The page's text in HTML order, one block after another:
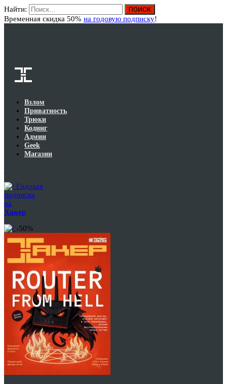
Найти:
Временная скидка 50% на годовую подписку!
Взлом
Приватность
Трюки
Кодинг
Админ
Geek
Магазин
Годовая
подписка
на
Хакер
-50%